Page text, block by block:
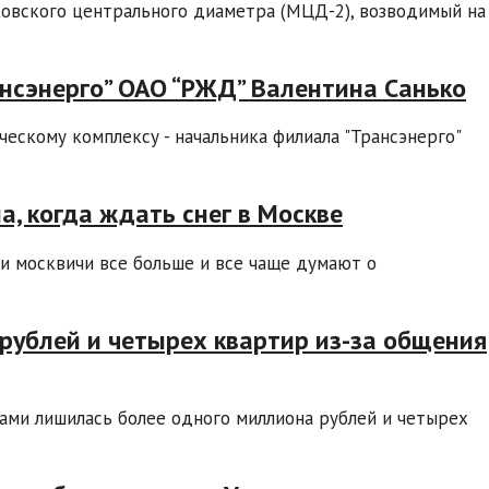
центрального диаметра (МЦД-2), возводимый на
ОАО “РЖД” Валентина Санько
комплексу - начальника филиала "Трансэнерго"
когда ждать снег в Москве
москвичи все больше и все чаще думают о
и четырех квартир из-за общения
лишилась более одного миллиона рублей и четырех